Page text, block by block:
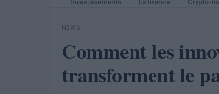
Investissements La finance Crypto-
NEWS
Comment les
transforment le